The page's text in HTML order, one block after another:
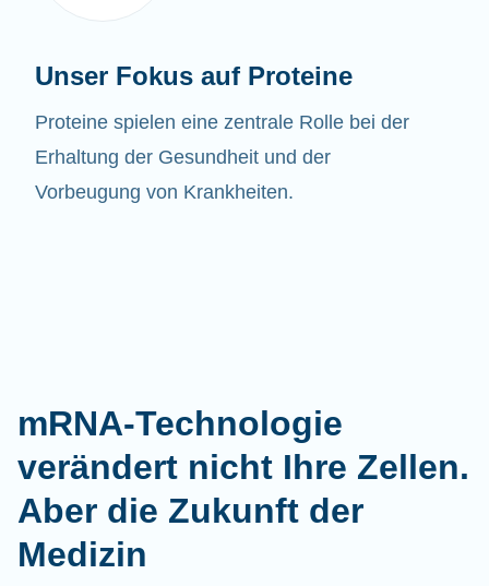
Unser Fokus auf Proteine
Proteine spielen eine zentrale Rolle bei der
Erhaltung der Gesundheit und der
Vorbeugung von Krankheiten.
mRNA-Technologie
verändert nicht Ihre Zellen.
Aber die Zukunft der
Medizin